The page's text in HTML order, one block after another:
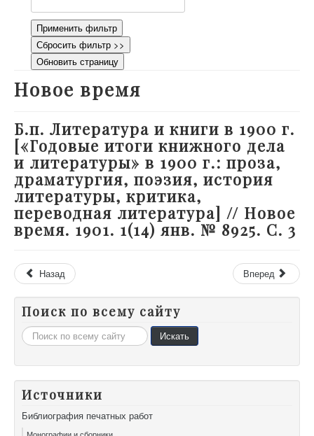
Применить фильтр
Сбросить фильтр >>
Обновить страницу
Новое время
Б.п. Литература и книги в 1900 г.
[«Годовые итоги книжного дела
и литературы» в 1900 г.: проза,
драматургия, поэзия, история
литературы, критика,
переводная литература] // Новое
время. 1901. 1(14) янв. № 8925. С. 3
Назад Вперед
Поиск по всему сайту
Искать... Искать
Источники
Библиография печатных работ